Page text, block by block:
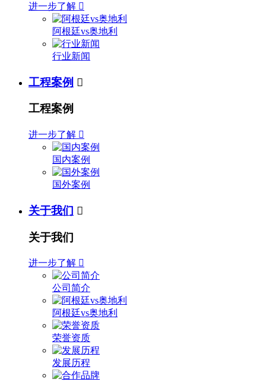
进一步了解 
阿根廷vs奥地利
行业新闻
工程案例 
工程案例
进一步了解 
国内案例
国外案例
关于我们 
关于我们
进一步了解 
公司简介
阿根廷vs奥地利
荣誉资质
发展历程